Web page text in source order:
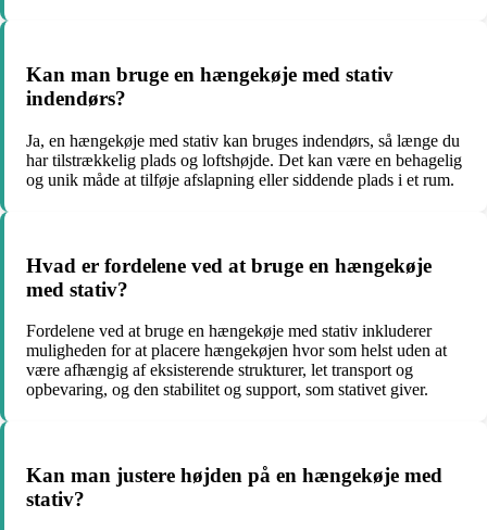
Kan man bruge en hængekøje med stativ
indendørs?
Ja, en hængekøje med stativ kan bruges indendørs, så længe du
har tilstrækkelig plads og loftshøjde. Det kan være en behagelig
og unik måde at tilføje afslapning eller siddende plads i et rum.
Hvad er fordelene ved at bruge en hængekøje
med stativ?
Fordelene ved at bruge en hængekøje med stativ inkluderer
muligheden for at placere hængekøjen hvor som helst uden at
være afhængig af eksisterende strukturer, let transport og
opbevaring, og den stabilitet og support, som stativet giver.
Kan man justere højden på en hængekøje med
stativ?